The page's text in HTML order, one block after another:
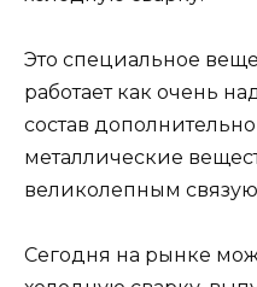
Это специальное
работает как очень
состав
металлические
великолепным
Сегодня на рынке